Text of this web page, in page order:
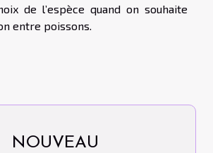
de l’espèce quand on souhaite
entre poissons.
NOUVEAU